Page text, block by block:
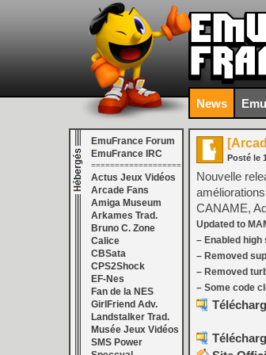
News
EmuFrance Forum
EmuFrance IRC
===================
Actus Jeux Vidéos
Arcade Fans
Amiga Museum
Arkames Trad.
Bruno C. Zone
Calice
CBSata
CPS2Shock
EF-Nes
Fan de la NES
GirlFriend Adv.
Landstalker Trad.
Musée Jeux Vidéos
SMS Power
Posté le
Nouvelle
CANAME,
Updated to
– Enabled
– Removed
– Removed
– Some code